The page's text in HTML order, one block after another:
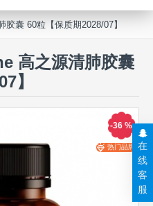
囊 60粒【保质期2028/07】
高之源清肺胶囊
】
热门品牌
-36 %
在
线
客
服